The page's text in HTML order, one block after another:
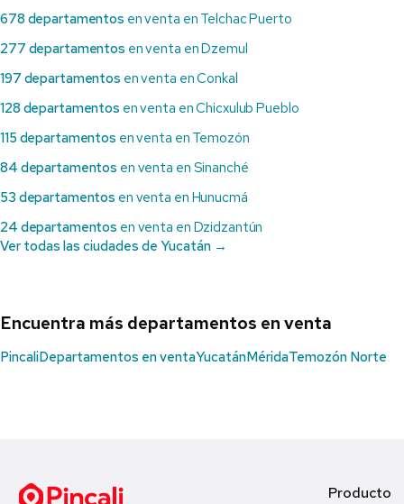
678 departamentos en venta en Telchac Puerto
277 departamentos en venta en Dzemul
197 departamentos en venta en Conkal
128 departamentos en venta en Chicxulub Pueblo
115 departamentos en venta en Temozón
84 departamentos en venta en Sinanché
53 departamentos en venta en Hunucmá
24 departamentos en venta en Dzidzantún
Ver todas las ciudades de Yucatán →
Encuentra más departamentos en venta
PincaliDepartamentos en ventaYucatánMéridaTemozón Norte
Producto